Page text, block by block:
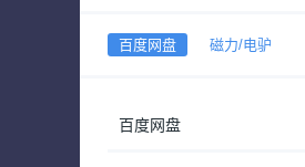
百度网盘 磁力/电驴
百度网盘